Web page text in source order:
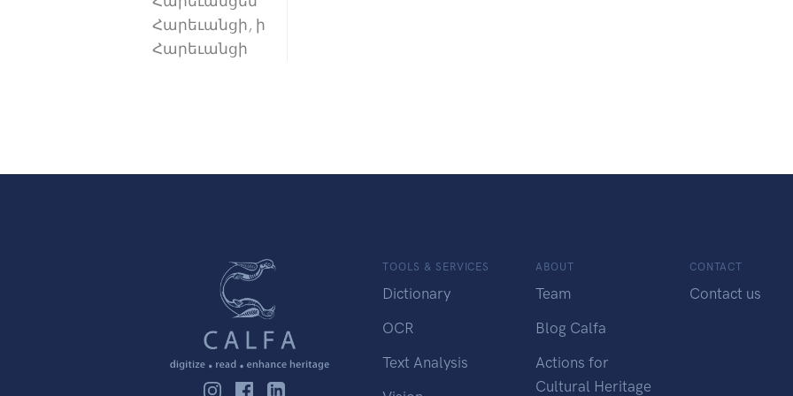
Հարեւանցի, ի
Հարեւանցի
TOOLS & SERVICES
Dictionary
OCR
Text Analysis
ABOUT
Team
Blog Calfa
Actions for
Cultural Heritage
CONTACT
Contact us